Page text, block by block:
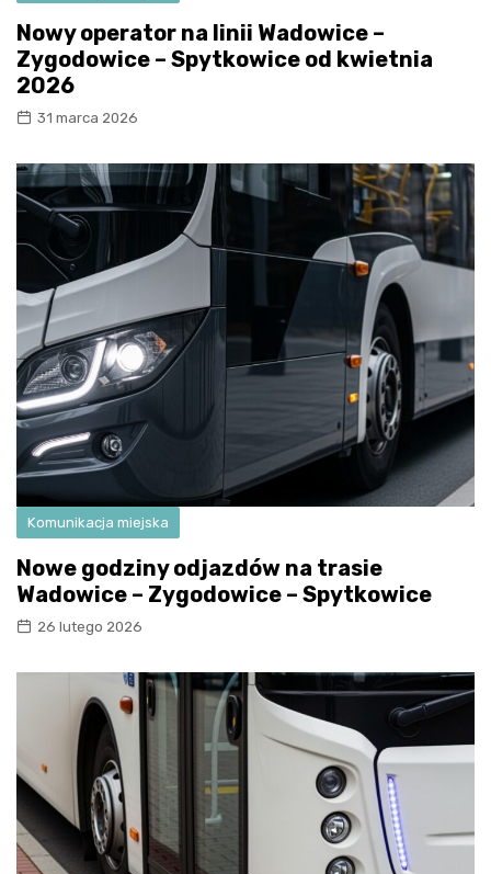
Nowy operator na linii Wadowice –
Zygodowice – Spytkowice od kwietnia
2026
31 marca 2026
Komunikacja miejska
Nowe godziny odjazdów na trasie
Wadowice – Zygodowice – Spytkowice
26 lutego 2026